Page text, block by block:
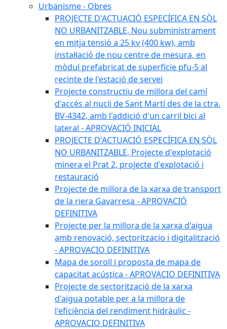
Urbanisme - Obres
PROJECTE D'ACTUACIÓ ESPECÍFICA EN SÒL
NO URBANITZABLE, Nou subministrament
en mitja tensió a 25 kv (400 kw), amb
instal·lació de nou centre de mesura, en
mòdul prefabricat de superfície pfu-5 al
recinte de l'estació de servei
Projecte constructiu de millora del camí
d'accés al nucli de Sant Martí des de la ctra.
BV-4342, amb l'addició d'un carril bici al
lateral - APROVACIÓ INICIAL
PROJECTE D'ACTUACIÓ ESPECÍFICA EN SÒL
NO URBANITZABLE, Projecte d'explotació
minera el Prat 2, projecte d'explotació i
restauració
Projecte de millora de la xarxa de transport
de la riera Gavarresa - APROVACIÓ
DEFINITIVA
Projecte per la millora de la xarxa d'aigua
amb renovació, sectoritzacio i digitalització
- APROVACIO DEFINITIVA
Mapa de soroll i proposta de mapa de
capacitat acústica - APROVACIO DEFINITIVA
Projecte de sectorització de la xarxa
d'aigua potable per a la millora de
l'eficiència del rendiment hidràulic -
APROVACIO DEFINITIVA